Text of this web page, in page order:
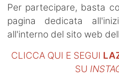
Per partecipare, basta
pagina dedicata
all'interno del sito web
CLICCA QUI E SEGUI
SU